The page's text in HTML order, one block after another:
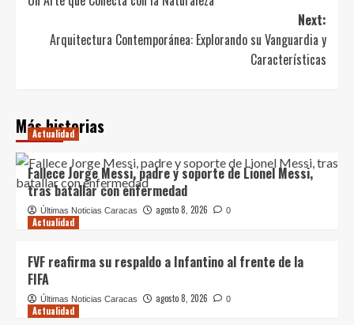
navigation
Next:
Arquitectura Contemporánea: Explorando su Vanguardia y
Características
Más historias
Actualidad
Fallece Jorge Messi, padre y soporte de Lionel Messi,
tras batallar con enfermedad
Últimas Noticias Caracas agosto 8, 2026 0
Actualidad
FVF reafirma su respaldo a Infantino al frente de la
FIFA
Últimas Noticias Caracas agosto 8, 2026 0
Actualidad